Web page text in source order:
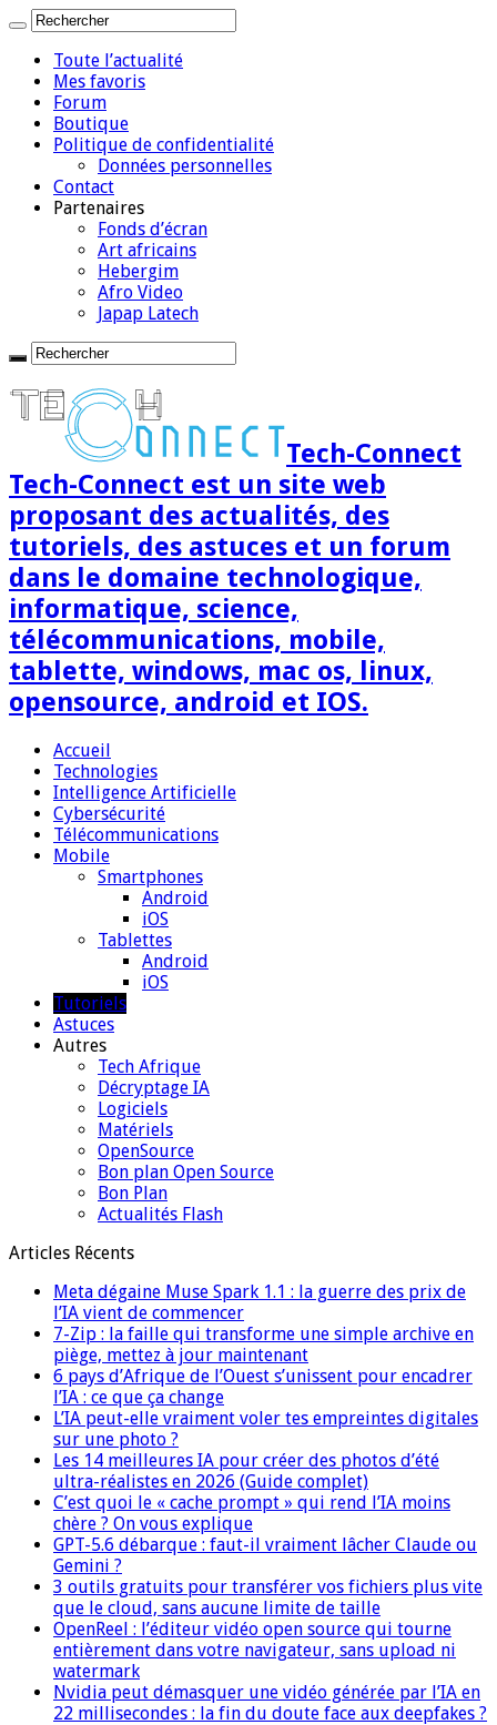
Toute l’actualité
Mes favoris
Forum
Boutique
Politique de confidentialité
Données personnelles
Contact
Partenaires
Fonds d’écran
Art africains
Hebergim
Afro Video
Japap Latech
Tech-Connect
Tech-Connect est un site web
proposant des actualités, des
tutoriels, des astuces et un forum
dans le domaine technologique,
informatique, science,
télécommunications, mobile,
tablette, windows, mac os, linux,
opensource, android et IOS.
Accueil
Technologies
Intelligence Artificielle
Cybersécurité
Télécommunications
Mobile
Smartphones
Android
iOS
Tablettes
Android
iOS
Tutoriels
Astuces
Autres
Tech Afrique
Décryptage IA
Logiciels
Matériels
OpenSource
Bon plan Open Source
Bon Plan
Actualités Flash
Articles Récents
Meta dégaine Muse Spark 1.1 : la guerre des prix de
l’IA vient de commencer
7-Zip : la faille qui transforme une simple archive en
piège, mettez à jour maintenant
6 pays d’Afrique de l’Ouest s’unissent pour encadrer
l’IA : ce que ça change
L’IA peut-elle vraiment voler tes empreintes digitales
sur une photo ?
Les 14 meilleures IA pour créer des photos d’été
ultra-réalistes en 2026 (Guide complet)
C’est quoi le « cache prompt » qui rend l’IA moins
chère ? On vous explique
GPT-5.6 débarque : faut-il vraiment lâcher Claude ou
Gemini ?
3 outils gratuits pour transférer vos fichiers plus vite
que le cloud, sans aucune limite de taille
OpenReel : l’éditeur vidéo open source qui tourne
entièrement dans votre navigateur, sans upload ni
watermark
Nvidia peut démasquer une vidéo générée par l’IA en
22 millisecondes : la fin du doute face aux deepfakes ?